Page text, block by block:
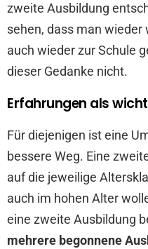
zweite Ausbildung
sehen, dass man
auch wieder zur Schule
dieser Gedanke nicht.
Erfahrungen als
Für diejenigen ist eine
bessere Weg. Eine
auf die jeweilige
auch im hohen Alter
eine zweite Ausbildung
mehrere begonnene